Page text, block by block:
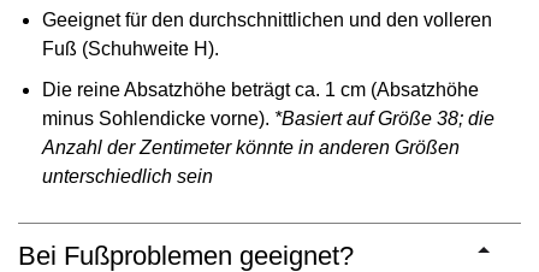
Geeignet für den durchschnittlichen und den volleren
Fuß (Schuhweite H).
Die reine Absatzhöhe beträgt ca. 1 cm (Absatzhöhe
minus Sohlendicke vorne). *Basiert auf Größe 38; die
Anzahl der Zentimeter könnte in anderen Größen
unterschiedlich sein
Bei Fußproblemen geeignet?